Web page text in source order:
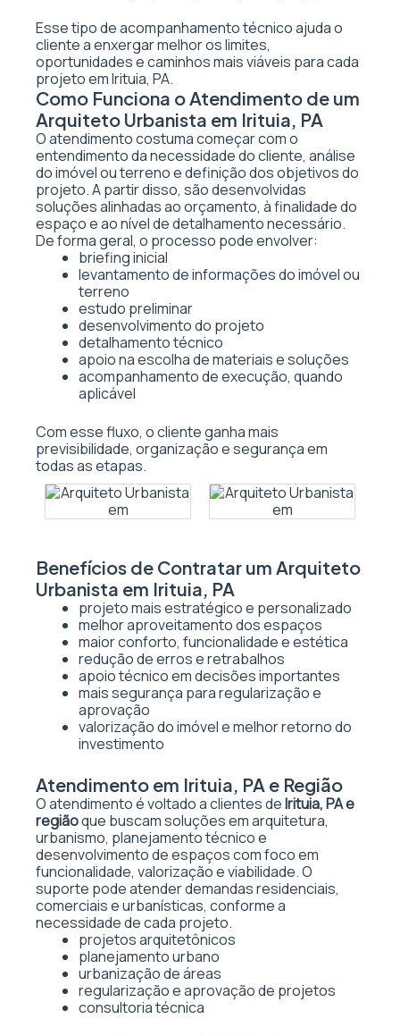
Esse tipo de acompanhamento técnico ajuda o
cliente a enxergar melhor os limites,
oportunidades e caminhos mais viáveis para cada
projeto em Irituia, PA.
Como Funciona o Atendimento de um
Arquiteto Urbanista em Irituia, PA
O atendimento costuma começar com o
entendimento da necessidade do cliente, análise
do imóvel ou terreno e definição dos objetivos do
projeto. A partir disso, são desenvolvidas
soluções alinhadas ao orçamento, à finalidade do
espaço e ao nível de detalhamento necessário.
De forma geral, o processo pode envolver:
briefing inicial
levantamento de informações do imóvel ou
terreno
estudo preliminar
desenvolvimento do projeto
detalhamento técnico
apoio na escolha de materiais e soluções
acompanhamento de execução, quando
aplicável
Com esse fluxo, o cliente ganha mais
previsibilidade, organização e segurança em
todas as etapas.
Benefícios de Contratar um Arquiteto
Urbanista em Irituia, PA
projeto mais estratégico e personalizado
melhor aproveitamento dos espaços
maior conforto, funcionalidade e estética
redução de erros e retrabalhos
apoio técnico em decisões importantes
mais segurança para regularização e
aprovação
valorização do imóvel e melhor retorno do
investimento
Atendimento em Irituia, PA e Região
O atendimento é voltado a clientes deIrituia, PA e
regiãoque buscam soluções em arquitetura,
urbanismo, planejamento técnico e
desenvolvimento de espaços com foco em
funcionalidade, valorização e viabilidade. O
suporte pode atender demandas residenciais,
comerciais e urbanísticas, conforme a
necessidade de cada projeto.
projetos arquitetônicos
planejamento urbano
urbanização de áreas
regularização e aprovação de projetos
consultoria técnica